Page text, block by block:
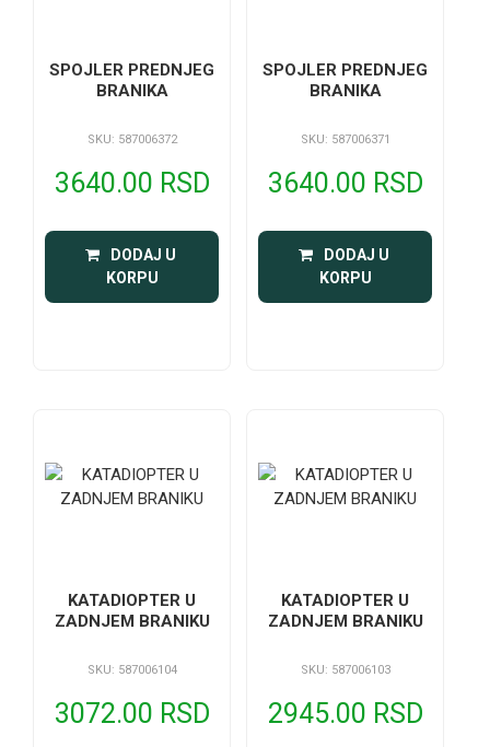
SPOJLER PREDNJEG
BRANIKA
SKU: 587006372
3640.00 RSD
DODAJ U
KORPU
SPOJLER PREDNJEG
BRANIKA
SKU: 587006371
3640.00 RSD
DODAJ U
KORPU
KATADIOPTER U
ZADNJEM BRANIKU
SKU: 587006104
3072.00 RSD
KATADIOPTER U
ZADNJEM BRANIKU
SKU: 587006103
2945.00 RSD